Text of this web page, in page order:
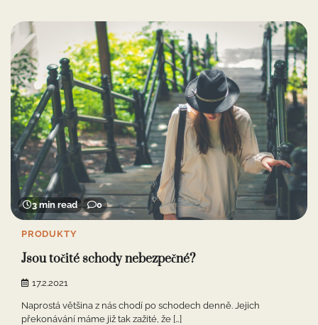
3 min read 0
PRODUKTY
Jsou točité schody nebezpečné?
17.2.2021
Naprostá většina z nás chodí po schodech denně. Jejich
překonávání máme již tak zažité, že […]